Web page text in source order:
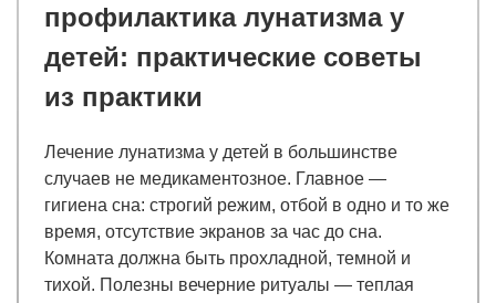
профилактика лунатизма у
детей: практические советы
из практики
Лечение лунатизма у детей в большинстве
случаев не медикаментозное. Главное —
гигиена сна: строгий режим, отбой в одно и то же
время, отсутствие экранов за час до сна.
Комната должна быть прохладной, темной и
тихой. Полезны вечерние ритуалы — теплая